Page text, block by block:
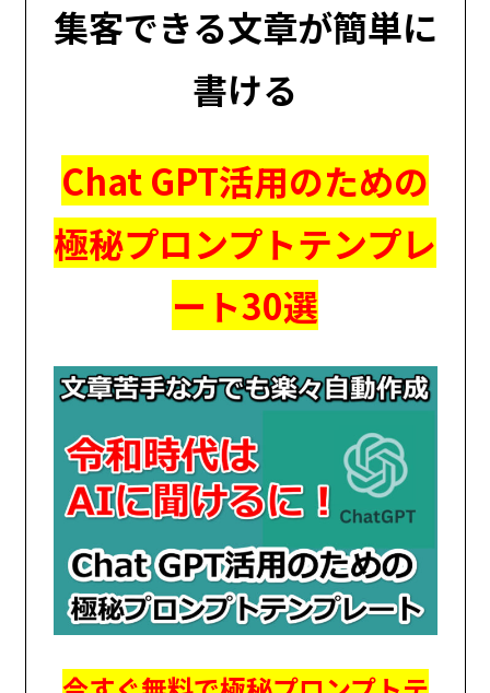
集客できる文章が簡単に
書ける
Chat GPT活用のための
極秘プロンプトテンプレ
ート30選